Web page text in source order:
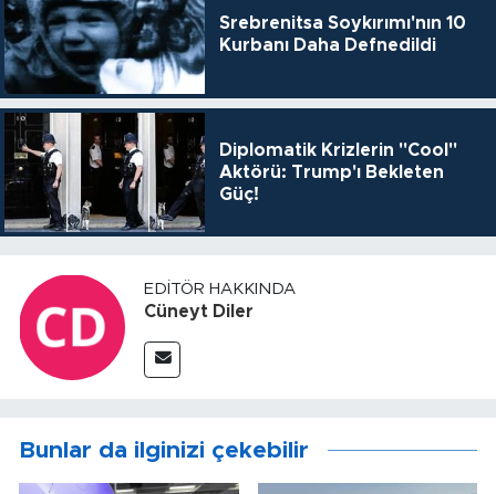
Srebrenitsa Soykırımı'nın 10
Kurbanı Daha Defnedildi
Diplomatik Krizlerin "Cool"
Aktörü: Trump'ı Bekleten
Güç!
EDITÖR HAKKINDA
Cüneyt Diler
Bunlar da ilginizi çekebilir